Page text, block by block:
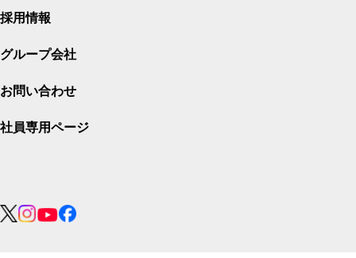
採用情報
グループ会社
お問い合わせ
社員専用ページ